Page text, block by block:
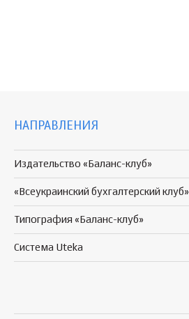
НАПРАВЛЕНИЯ
Издательство «Баланс-клуб»
«Всеукраинский бухгалтерский клуб»
Типография «Баланс-клуб»
Система Uteka